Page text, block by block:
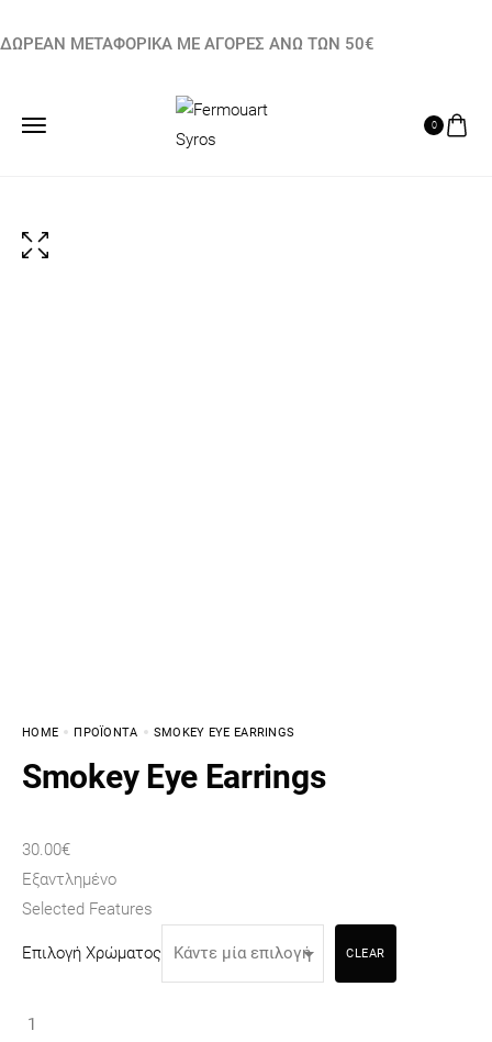
ΔΩΡΕΑΝ ΜΕΤΑΦΟΡΙΚΑ ΜΕ ΑΓΟΡΕΣ ΑΝΩ ΤΩΝ 50€
0
HOME ΠΡΟΪΌΝΤΑ SMOKEY EYE EARRINGS
Smokey Eye Earrings
30.00€
Εξαντλημένο
Selected Features
Επιλογή Χρώματος CLEAR